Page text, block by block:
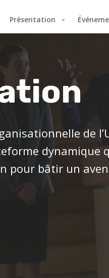
Présentation
de
dynamique
pour bâtir un